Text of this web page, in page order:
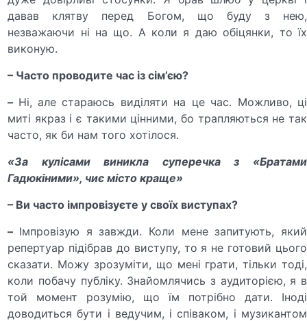
давав клятву перед Богом, що буду з нею,
незважаючи ні на що. А коли я даю обіцянки, то їх
виконую.
– Часто проводите час із сім’єю?
– Ні, але стараюсь виділяти на це час. Можливо, ці
миті якраз і є такими цінними, бо трапляються не так
часто, як би нам того хотілося.
«За кулісами виникла суперечка з «Братами
Гадюкіними», чиє місто краще»
– Ви часто імпровізуєте у своїх виступах?
– Імпровізую я завжди. Коли мене запитують, який
репертуар підібрав до виступу, то я не готовий цього
сказати. Можу зрозуміти, що мені грати, тільки тоді,
коли побачу публіку. Знайомлячись з аудиторією, я в
той момент розумію, що їм потрібно дати. Іноді
доводиться бути і ведучим, і співаком, і музикантом